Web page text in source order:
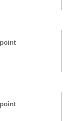
point
point